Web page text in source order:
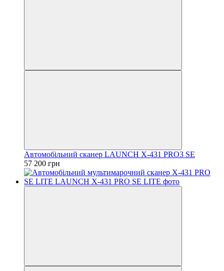
Автомобільний сканер LAUNCH X-431 PRO3 SE
57 200 грн